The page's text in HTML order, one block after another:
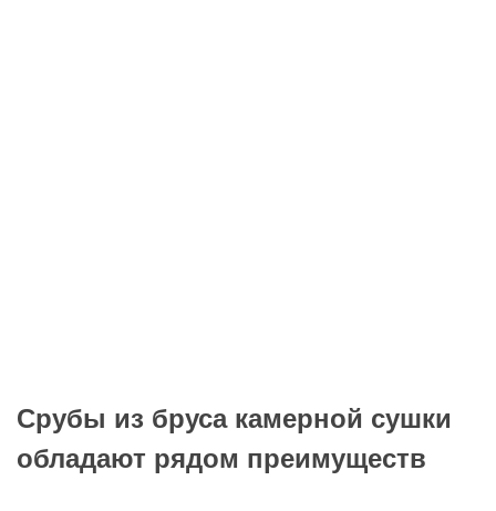
Срубы из бруса камерной сушки
обладают рядом преимуществ